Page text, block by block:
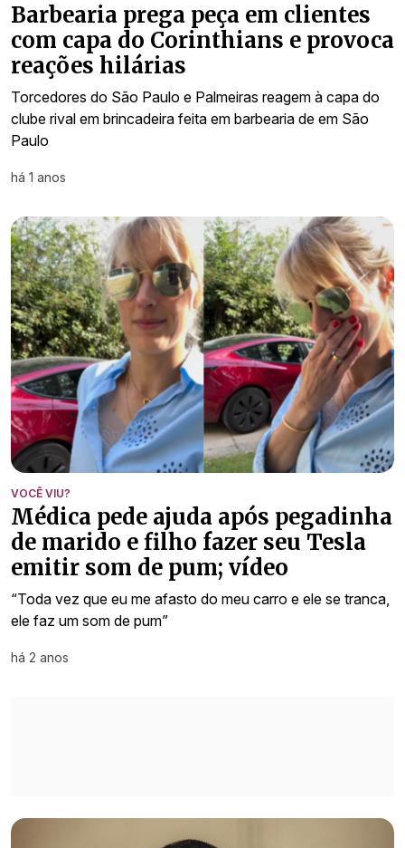
Barbearia prega peça em clientes
com capa do Corinthians e provoca
reações hilárias
Torcedores do São Paulo e Palmeiras reagem à capa do
clube rival em brincadeira feita em barbearia de em São
Paulo
há 1 anos
VOCÊ VIU?
Médica pede ajuda após pegadinha
de marido e filho fazer seu Tesla
emitir som de pum; vídeo
“Toda vez que eu me afasto do meu carro e ele se tranca,
ele faz um som de pum”
há 2 anos